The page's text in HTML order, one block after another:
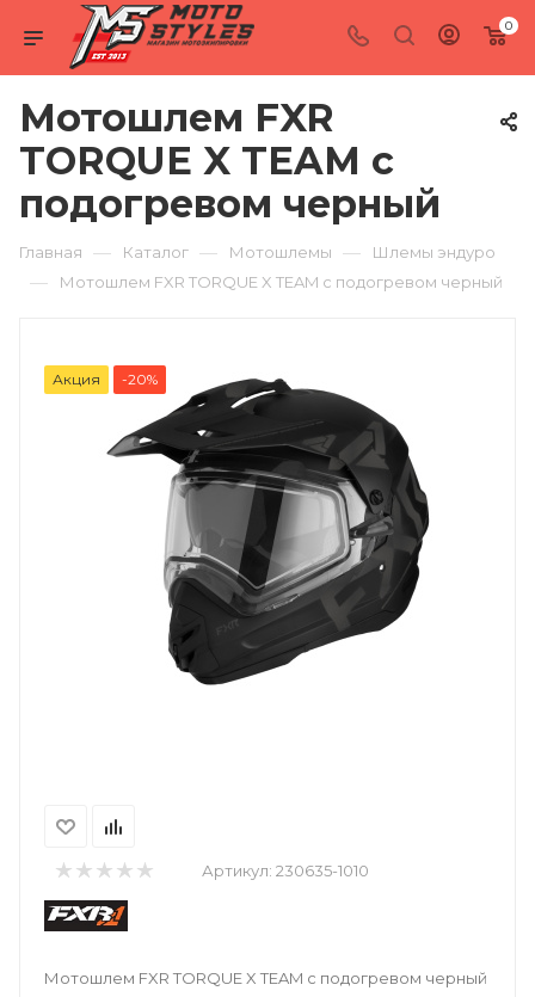
0
Мотошлем FXR
TORQUE X TEAM с
подогревом черный
Главная — Каталог — Мотошлемы — Шлемы эндуро
— Мотошлем FXR TORQUE X TEAM с подогревом черный
Акция -20%
Артикул: 230635-1010
Мотошлем FXR TORQUE X TEAM с подогревом черный